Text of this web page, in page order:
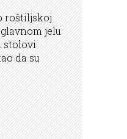
roštiljskoj
jelu
stolovi
da su